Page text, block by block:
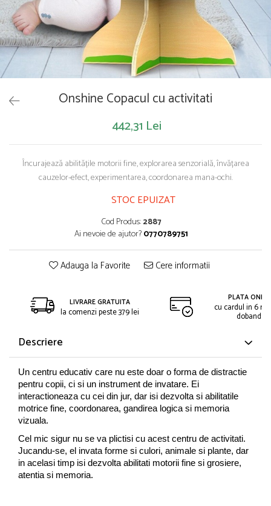
Papusi si accesorii
Trotinete
Trenulete si masinute
Unelte si bancuri de lucru
Onshine Copacul cu activitati
442,31 Lei
Încurajează abilitățile motorii fine, explorarea senzorială, învățarea
cauzelor-efect, experimentarea, coordonarea mana-ochi.
STOC EPUIZAT
Cod Produs:2887
Ai nevoie de ajutor?0770789751
Adauga la Favorite Cere informatii
LIVRARE GRATUITA
la comenzi peste 379 lei
PLATA
cu cardul in 6
dobanda
Descriere
Un centru educativ care nu este doar o forma de distractie
pentru copii, ci si un instrument de invatare. Ei
interactioneaza cu cei din jur, dar isi dezvolta si abilitatile
motrice fine, coordonarea, gandirea logica si memoria
vizuala.
Cel mic sigur nu se va plictisi cu acest centru de activitati.
Jucandu-se, el invata forme si culori, animale si plante, dar
in acelasi timp isi dezvolta abilitati motorii fine si grosiere,
atentia si memoria.